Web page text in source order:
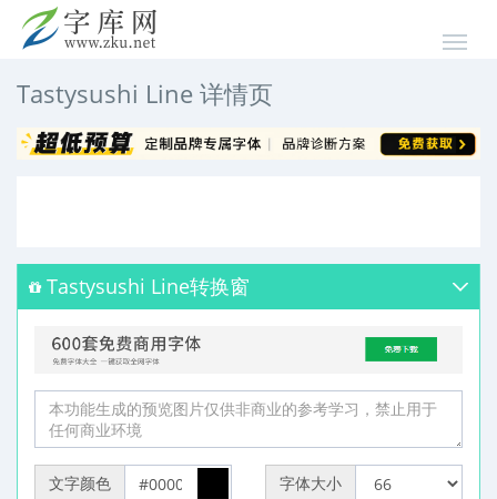
Tastysushi Line 详情页
Tastysushi Line转换窗
文字颜色 字体大小